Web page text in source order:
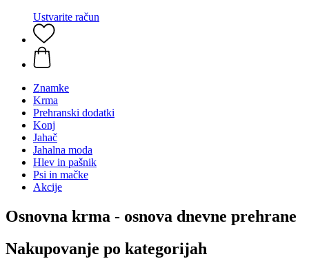
Ustvarite račun
Znamke
Krma
Prehranski dodatki
Konj
Jahač
Jahalna moda
Hlev in pašnik
Psi in mačke
Akcije
Osnovna krma - osnova dnevne prehrane
Nakupovanje po kategorijah